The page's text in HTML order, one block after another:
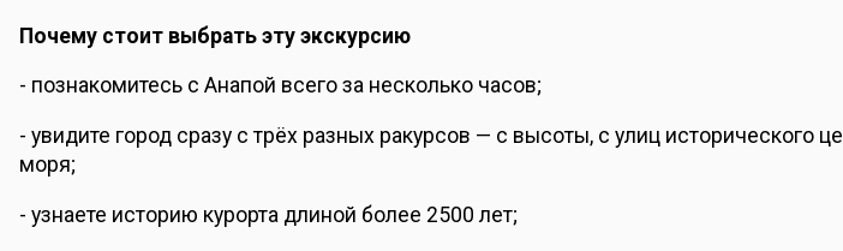
Почему стоит выбрать эту экскурсию
- познакомитесь с Анапой всего за несколько часов;
- увидите город сразу с трёх разных ракурсов — с высоты, с улиц исторического
моря;
- узнаете историю курорта длиной более 2500 лет;